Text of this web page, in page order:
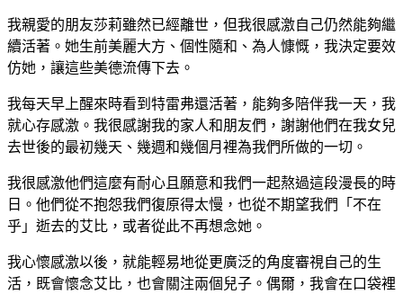
我親愛的朋友莎莉雖然已經離世，但我很感激自己仍然能夠繼
續活著。她生前美麗大方、個性隨和、為人慷慨，我決定要效
仿她，讓這些美德流傳下去。
我每天早上醒來時看到特雷弗還活著，能夠多陪伴我一天，我
就心存感激。我很感謝我的家人和朋友們，謝謝他們在我女兒
去世後的最初幾天、幾週和幾個月裡為我們所做的一切。
我很感激他們這麼有耐心且願意和我們一起熬過這段漫長的時
日。他們從不抱怨我們復原得太慢，也從不期望我們「不在
乎」逝去的艾比，或者從此不再想念她。
我心懷感激以後，就能輕易地從更廣泛的角度審視自己的生
活，既會懷念艾比，也會關注兩個兒子。偶爾，我會在口袋裡